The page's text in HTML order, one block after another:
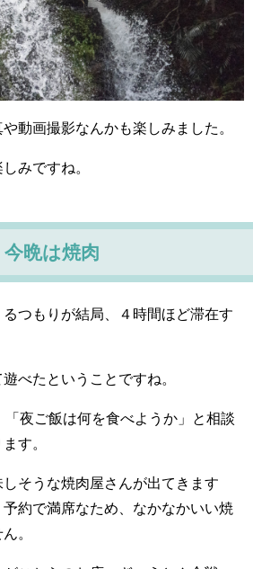
動画撮影なんかも楽しみました。
みですね。
今晩は焼肉
つもりが結局、４時間ほど滞在す
べたということですね。
夜ご飯は何を食べようか」と相談
す。
そうな焼肉屋さんが出てきます
約で満席なため、なかなかいい焼
。